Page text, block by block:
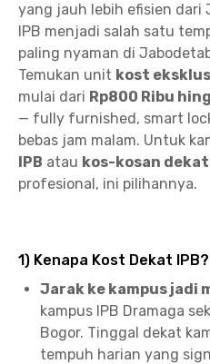
yang jauh lebih efisien dari
IPB menjadi salah satu
paling nyaman di
Temukan unit kost
mulai dari Rp800 Ribu
— fully furnished, smart
bebas jam malam. Untuk
IPB atau kos-kosan dekat
profesional, ini pilihannya.
1) Kenapa Kost Dekat IPB?
Jarak ke kampus jadi
kampus IPB Dramaga
Bogor. Tinggal dekat
tempuh harian yang